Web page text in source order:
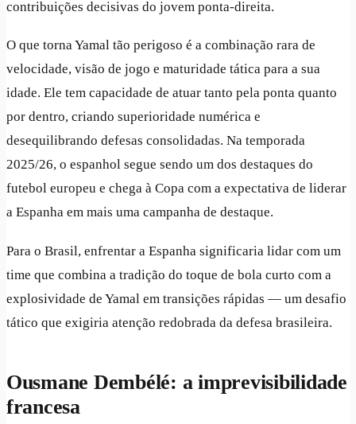
contribuições decisivas do jovem ponta-direita.
O que torna Yamal tão perigoso é a combinação rara de
velocidade, visão de jogo e maturidade tática para a sua
idade. Ele tem capacidade de atuar tanto pela ponta quanto
por dentro, criando superioridade numérica e
desequilibrando defesas consolidadas. Na temporada
2025/26, o espanhol segue sendo um dos destaques do
futebol europeu e chega à Copa com a expectativa de liderar
a Espanha em mais uma campanha de destaque.
Para o Brasil, enfrentar a Espanha significaria lidar com um
time que combina a tradição do toque de bola curto com a
explosividade de Yamal em transições rápidas — um desafio
tático que exigiria atenção redobrada da defesa brasileira.
Ousmane Dembélé: a imprevisibilidade
francesa